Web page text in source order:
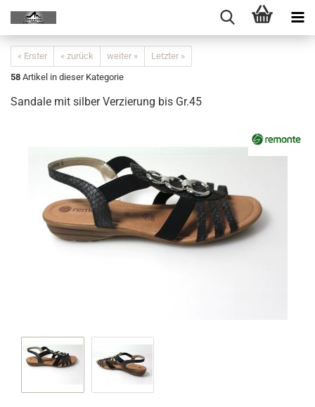
« Erster « zurück weiter »
Letzter »
58 Artikel in dieser Kategorie
Sandale mit silber Verzierung bis Gr.45